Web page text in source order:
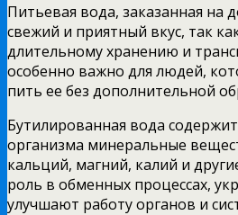
Питьевая вода, заказанная на
свежий и приятный вкус, так
длительному хранению и
особенно важно для людей,
пить ее без дополнительной
Бутилированная вода
организма минеральные
кальций, магний, калий и
роль в обменных процессах,
улучшают работу органов и